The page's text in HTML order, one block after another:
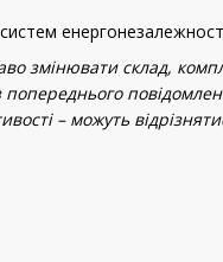
змінювати склад,
попереднього
– можуть